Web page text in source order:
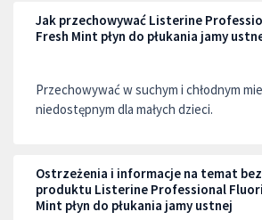
Jak przechowywać Listerine
Fresh Mint płyn do płukania jamy
Przechowywać w suchym i chłodnym
niedostępnym dla małych dzieci.
Ostrzeżenia i informacje na temat
produktu Listerine Professional
Mint płyn do płukania jamy ustnej